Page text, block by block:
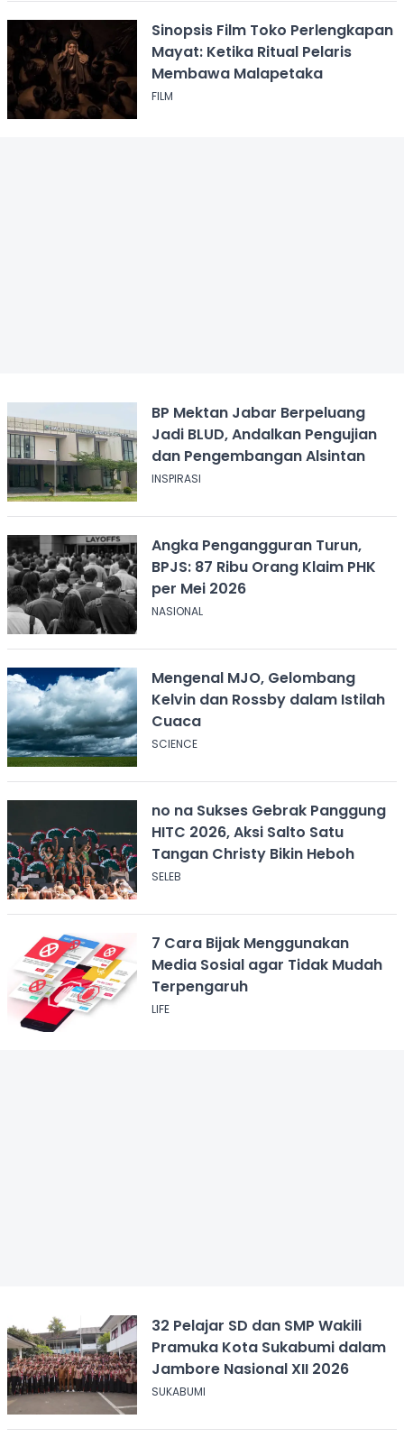
Sinopsis Film Toko Perlengkapan
Mayat: Ketika Ritual Pelaris
Membawa Malapetaka
FILM
BP Mektan Jabar Berpeluang
Jadi BLUD, Andalkan Pengujian
dan Pengembangan Alsintan
INSPIRASI
Angka Pengangguran Turun,
BPJS: 87 Ribu Orang Klaim PHK
per Mei 2026
NASIONAL
Mengenal MJO, Gelombang
Kelvin dan Rossby dalam Istilah
Cuaca
SCIENCE
no na Sukses Gebrak Panggung
HITC 2026, Aksi Salto Satu
Tangan Christy Bikin Heboh
SELEB
7 Cara Bijak Menggunakan
Media Sosial agar Tidak Mudah
Terpengaruh
LIFE
32 Pelajar SD dan SMP Wakili
Pramuka Kota Sukabumi dalam
Jambore Nasional XII 2026
SUKABUMI